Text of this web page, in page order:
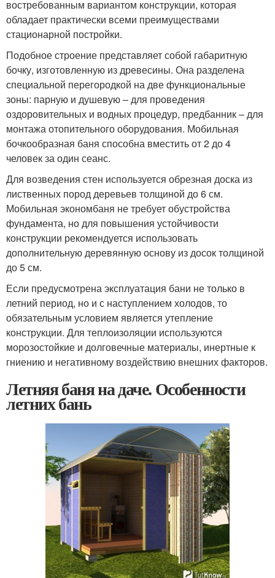
востребованным вариантом конструкции, которая
обладает практически всеми преимуществами
стационарной постройки.
Подобное строение представляет собой габаритную
бочку, изготовленную из древесины. Она разделена
специальной перегородкой на две функциональные
зоны: парную и душевую – для проведения
оздоровительных и водных процедур, предбанник – для
монтажа отопительного оборудования. Мобильная
бочкообразная баня способна вместить от 2 до 4
человек за один сеанс.
Для возведения стен используется обрезная доска из
лиственных пород деревьев толщиной до 6 см.
Мобильная экономбаня не требует обустройства
фундамента, но для повышения устойчивости
конструкции рекомендуется использовать
дополнительную деревянную основу из досок толщиной
до 5 см.
Если предусмотрена эксплуатация бани не только в
летний период, но и с наступлением холодов, то
обязательным условием является утепление
конструкции. Для теплоизоляции используются
морозостойкие и долговечные материалы, инертные к
гниению и негативному воздействию внешних факторов.
Летняя баня на даче. Особенности
летних бань